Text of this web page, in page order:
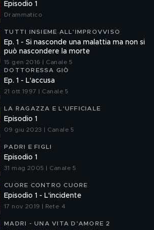
Episodio 1
Drammatico
TUTTI INSIEME ALL'IMPROVVISO
Ep. 1 - Si nasconde una malattia ma non si
può nascondere la morte
15 gen 2016 | Canale 5
DOTTORESSA GIÒ
Ep. 1 - L'accusa
21 ott 1997 | Canale 5
LA RAGAZZA E L'UFFICIALE
Episodio 1
09 giu 2023 | Canale 5
PADRI E FIGLI
Episodio 1
31 mag 2005 | Canale 5
CUORE CONTRO CUORE
Episodio 1 - L'incidente
17 nov 2019 | Rete 4
MADRI - UNA VITA D'AMORE 2